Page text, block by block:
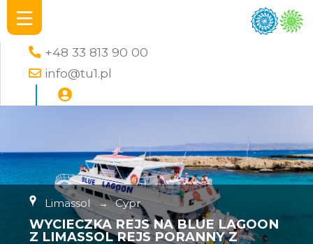
+48 33 813 90 00
info@tu1.pl
Limassol → Cypr
WYCIECZKA REJS NA BLUE LAGOON
Z LIMASSOL REJS PORANNY Z